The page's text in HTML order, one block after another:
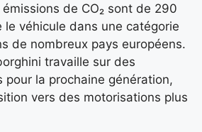
de CO₂ sont de 290
le véhicule dans une catégorie
de nombreux pays européens.
travaille sur des
pour la prochaine génération,
vers des motorisations plus